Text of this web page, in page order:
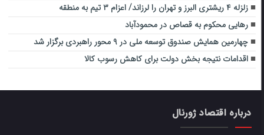
زلزله ۴ ریشتری البرز و تهران را لرزاند/ اعزام ۳ تیم به منطقه
رهایی محکوم به قصاص در محمودآباد
چهارمین همایش صندوق توسعه ملی در ۹ محور راهبردی برگزار شد
اقدامات نتیجه بخش دولت برای کاهش رسوب کالا
درباره اقتصاد ژورنال